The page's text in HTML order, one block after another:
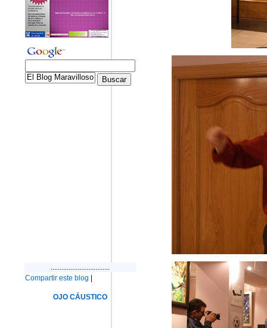
.................................
Compartir este blog
OJO CÁUSTICO